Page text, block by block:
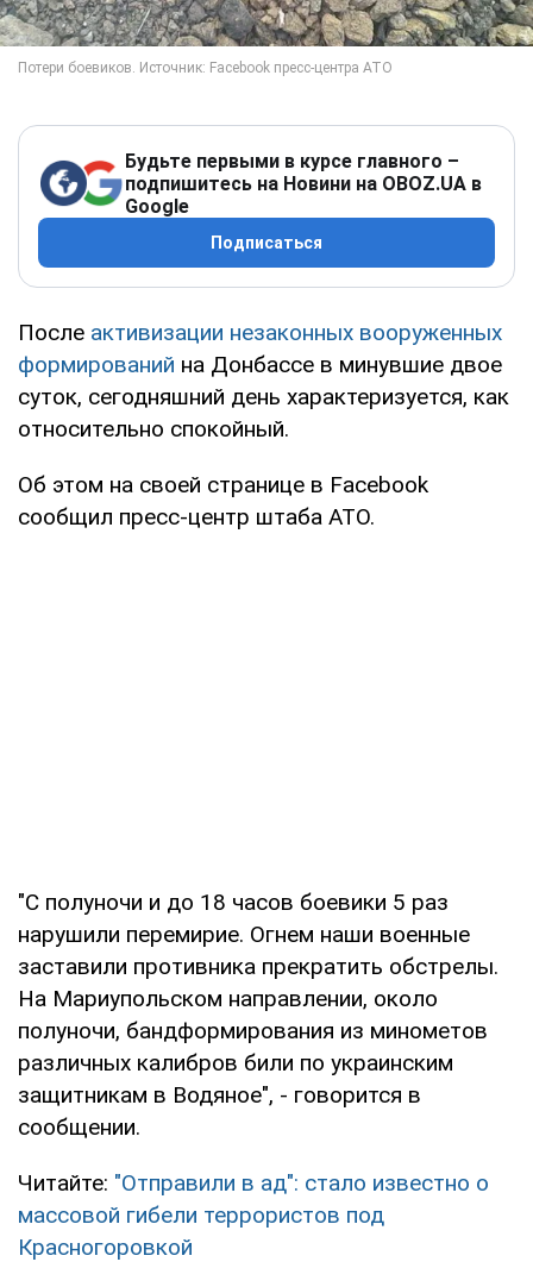
Будьте первыми в курсе главного –
подпишитесь на Новини на OBOZ.UA в
Google
Подписаться
После активизации незаконных вооруженных
формирований на Донбассе в минувшие двое
суток, сегодняшний день характеризуется, как
относительно спокойный.
Об этом на своей странице в Facebook
сообщил пресс-центр штаба АТО.
"С полуночи и до 18 часов боевики 5 раз
нарушили перемирие. Огнем наши военные
заставили противника прекратить обстрелы.
На Мариупольском направлении, около
полуночи, бандформирования из минометов
различных калибров били по украинским
защитникам в Водяное", - говорится в
сообщении.
Читайте: "Отправили в ад": стало известно о
массовой гибели террористов под
Красногоровкой